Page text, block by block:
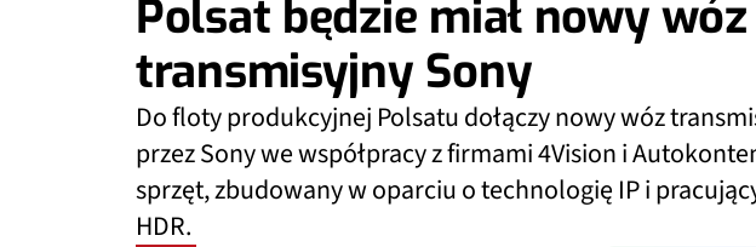
Polsat będzie miał nowy wóz
transmisyjny Sony
Do floty produkcyjnej Polsatu dołączy nowy wóz
przez Sony we współpracy z firmami 4Vision i
sprzęt, zbudowany w oparciu o technologię IP i
HDR.